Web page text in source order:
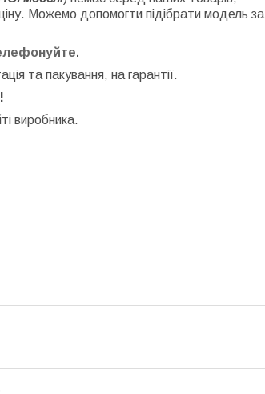
Можемо допомогти підібрати модель за
.
та пакування, на гарантії.
виробника.